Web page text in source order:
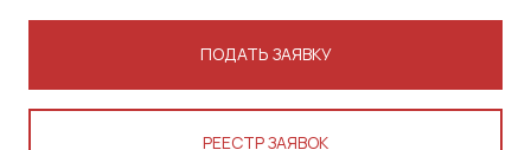
ПОДАТЬ ЗАЯВКУ
РЕЕСТР ЗАЯВОК